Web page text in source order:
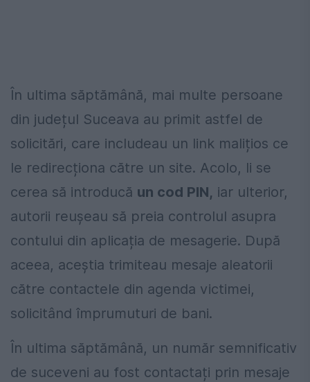
În ultima săptămână, mai multe persoane
din județul Suceava au primit astfel de
solicitări, care includeau un link malițios ce
le redirecționa către un site. Acolo, li se
cerea să introducă un cod PIN, iar ulterior,
autorii reușeau să preia controlul asupra
contului din aplicația de mesagerie. După
aceea, aceștia trimiteau mesaje aleatorii
către contactele din agenda victimei,
solicitând împrumuturi de bani.
În ultima săptămână, un număr semnificativ
de suceveni au fost contactați prin mesaje